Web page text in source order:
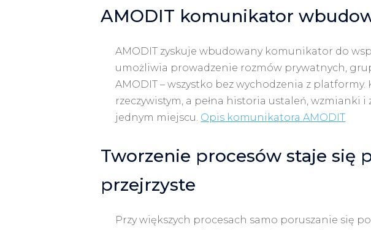
AMODIT komunikator
AMODIT zyskuje wbudowany komunikator do
umożliwia prowadzenie rozmów prywatnych,
AMODIT – wszystko bez wychodzenia z
rzeczywistym, a pełna historia ustaleń, wzmianki
jednym miejscu. Opis komunikatora AMODIT
Tworzenie procesów staje się
przejrzyste
Przy większych procesach samo poruszanie się